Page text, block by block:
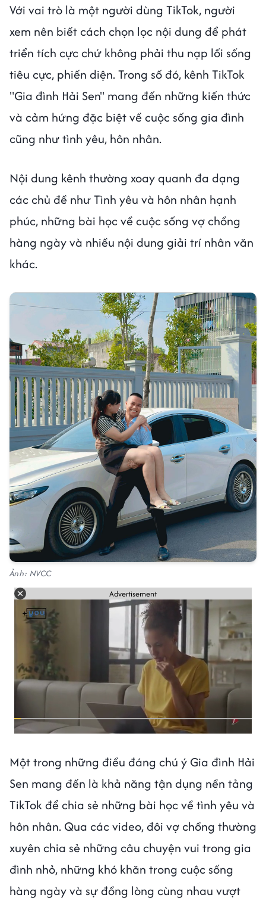
Với vai trò là một người dùng TikTok, người
xem nên biết cách chọn lọc nội dung để phát
triển tích cực chứ không phải thu nạp lối sống
tiêu cực, phiến diện. Trong số đó, kênh TikTok
"Gia đình Hải Sen" mang đến những kiến thức
và cảm hứng đặc biệt về cuộc sống gia đình
cũng như tình yêu, hôn nhân.
Nội dung kênh thường xoay quanh đa dạng
các chủ đề như Tình yêu và hôn nhân hạnh
phúc, những bài học về cuộc sống vợ chồng
hàng ngày và nhiều nội dung giải trí nhân văn
khác.
Ảnh: NVCC
Advertisement
Một trong những điều đáng chú ý Gia đình Hải
Sen mang đến là khả năng tận dụng nền tảng
TikTok để chia sẻ những bài học về tình yêu và
hôn nhân. Qua các video, đôi vợ chồng thường
xuyên chia sẻ những câu chuyện vui trong gia
đình nhỏ, những khó khăn trong cuộc sống
hàng ngày và sự đồng lòng cùng nhau vượt